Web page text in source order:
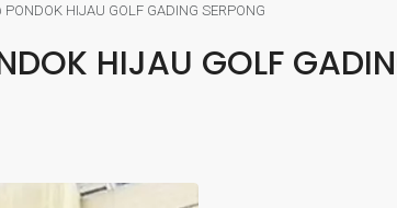
HIJAU GOLF GADING SERPONG
HIJAU GOLF